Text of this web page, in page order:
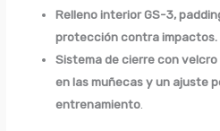
Relleno interior GS-3,
protección contra impactos.
Sistema de cierre con
en las muñecas y un ajuste
entrenamiento